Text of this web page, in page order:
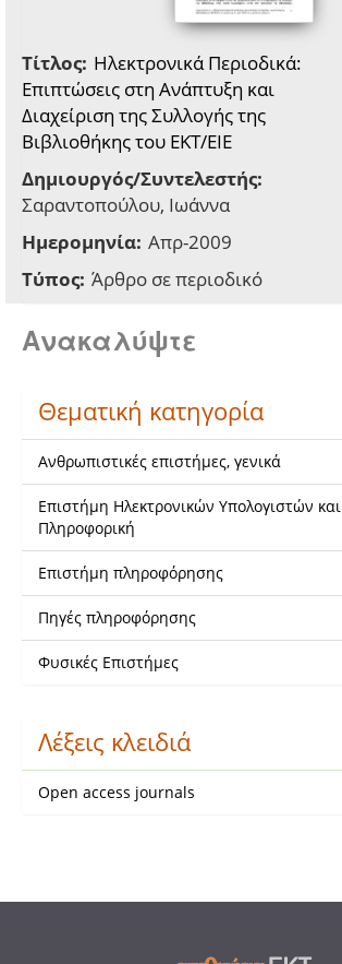
Τίτλος: Ηλεκτρονικά Περιοδικά:
Επιπτώσεις στη Ανάπτυξη και
Διαχείριση της Συλλογής της
Βιβλιοθήκης του ΕΚΤ/ΕΙΕ
Δημιουργός/Συντελεστής:
Σαραντοπούλου, Ιωάννα
Ημερομηνία: Απρ-2009
Τύπος: Άρθρο σε περιοδικό
Ανακαλύψτε
Θεματική κατηγορία
Ανθρωπιστικές επιστήμες, γενικά
Επιστήμη Ηλεκτρονικών Υπολογιστών και
Πληροφορική
Επιστήμη πληροφόρησης
Πηγές πληροφόρησης
Φυσικές Επιστήμες
Λέξεις κλειδιά
Open access journals